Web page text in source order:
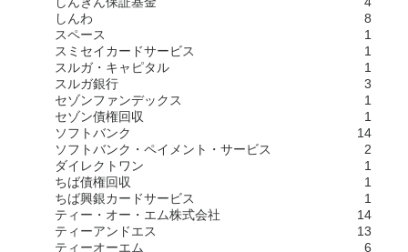
しんわ
8
スペース
1
スミセイカードサービス
1
スルガ・キャピタル
1
スルガ銀行
3
セゾンファンデックス
1
セゾン債権回収
1
ソフトバンク
14
ソフトバンク・ペイメント・サービス
2
ダイレクトワン
1
ちば債権回収
1
ちば興銀カードサービス
1
ティー・オー・エム株式会社
14
ティーアンドエス
13
ティーオーエム
6